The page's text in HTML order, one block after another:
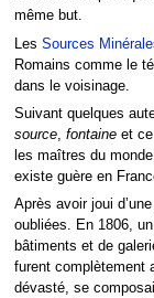
même but.
Les Sources
Romains comme le
dans le voisinage.
Suivant quelques
source, fontaineet ce
les maîtres du
existe guère en
Après avoir joui
oubliées. En 1806,
bâtiments et de
furent complètement
dévasté, se